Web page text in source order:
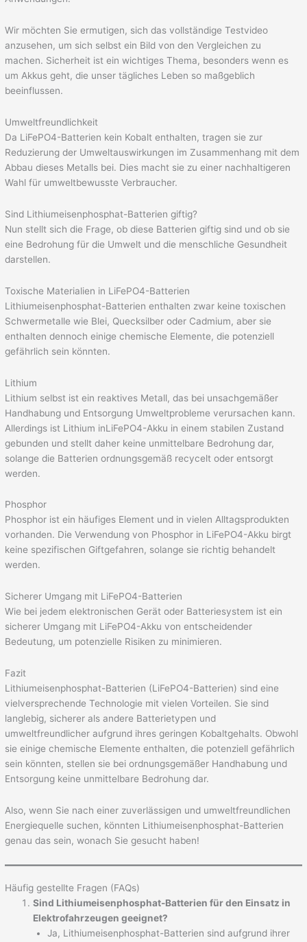
Wir möchten Sie ermutigen, sich das vollständige Testvideo
anzusehen, um sich selbst ein Bild von den Vergleichen zu
machen. Sicherheit ist ein wichtiges Thema, besonders wenn es
um Akkus geht, die unser tägliches Leben so maßgeblich
beeinflussen.
Umweltfreundlichkeit
Da LiFePO4-Batterien kein Kobalt enthalten, tragen sie zur
Reduzierung der Umweltauswirkungen im Zusammenhang mit dem
Abbau dieses Metalls bei. Dies macht sie zu einer nachhaltigeren
Wahl für umweltbewusste Verbraucher.
Sind Lithiumeisenphosphat-Batterien giftig?
Nun stellt sich die Frage, ob diese Batterien giftig sind und ob sie
eine Bedrohung für die Umwelt und die menschliche Gesundheit
darstellen.
Toxische Materialien in LiFePO4-Batterien
Lithiumeisenphosphat-Batterien enthalten zwar keine toxischen
Schwermetalle wie Blei, Quecksilber oder Cadmium, aber sie
enthalten dennoch einige chemische Elemente, die potenziell
gefährlich sein könnten.
Lithium
Lithium selbst ist ein reaktives Metall, das bei unsachgemäßer
Handhabung und Entsorgung Umweltprobleme verursachen kann.
Allerdings ist Lithium inLiFePO4-Akku in einem stabilen Zustand
gebunden und stellt daher keine unmittelbare Bedrohung dar,
solange die Batterien ordnungsgemäß recycelt oder entsorgt
werden.
Phosphor
Phosphor ist ein häufiges Element und in vielen Alltagsprodukten
vorhanden. Die Verwendung von Phosphor in LiFePO4-Akku birgt
keine spezifischen Giftgefahren, solange sie richtig behandelt
werden.
Sicherer Umgang mit LiFePO4-Batterien
Wie bei jedem elektronischen Gerät oder Batteriesystem ist ein
sicherer Umgang mit LiFePO4-Akku von entscheidender
Bedeutung, um potenzielle Risiken zu minimieren.
Fazit
Lithiumeisenphosphat-Batterien (LiFePO4-Batterien) sind eine
vielversprechende Technologie mit vielen Vorteilen. Sie sind
langlebig, sicherer als andere Batterietypen und
umweltfreundlicher aufgrund ihres geringen Kobaltgehalts. Obwohl
sie einige chemische Elemente enthalten, die potenziell gefährlich
sein könnten, stellen sie bei ordnungsgemäßer Handhabung und
Entsorgung keine unmittelbare Bedrohung dar.
Also, wenn Sie nach einer zuverlässigen und umweltfreundlichen
Energiequelle suchen, könnten Lithiumeisenphosphat-Batterien
genau das sein, wonach Sie gesucht haben!
Häufig gestellte Fragen (FAQs)
Sind Lithiumeisenphosphat-Batterien für den Einsatz in
Elektrofahrzeugen geeignet?
Ja, Lithiumeisenphosphat-Batterien sind aufgrund ihrer